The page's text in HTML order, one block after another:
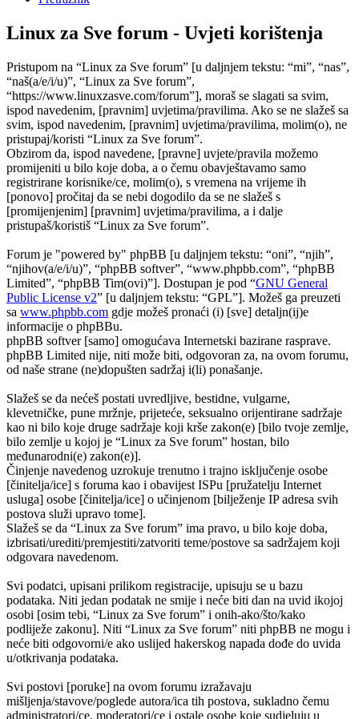
Linux za Sve forum - Uvjeti korištenja
Pristupom na “Linux za Sve forum” [u daljnjem tekstu: “mi”, “nas”,
“naš(a/e/i/u)”, “Linux za Sve forum”,
“https://www.linuxzasve.com/forum”], moraš se slagati sa svim,
ispod navedenim, [pravnim] uvjetima/pravilima. Ako se ne slažeš sa
svim, ispod navedenim, [pravnim] uvjetima/pravilima, molim(o), ne
pristupaj/koristi “Linux za Sve forum”.
Obzirom da, ispod navedene, [pravne] uvjete/pravila možemo
promijeniti u bilo koje doba, a o čemu obavještavamo samo
registrirane korisnike/ce, molim(o), s vremena na vrijeme ih
[ponovo] pročitaj da se nebi dogodilo da se ne slažeš s
[promijenjenim] [pravnim] uvjetima/pravilima, a i dalje
pristupaš/koristiš “Linux za Sve forum”.
Forum je "powered by" phpBB [u daljnjem tekstu: “oni”, “njih”,
“njihov(a/e/i/u)”, “phpBB softver”, “www.phpbb.com”, “phpBB
Limited”, “phpBB Tim(ovi)”]. Dostupan je pod “GNU General
Public License v2” [u daljnjem tekstu: “GPL”]. Možeš ga preuzeti
sa www.phpbb.com gdje možeš pronaći (i) [sve] detaljn(ij)e
informacije o phpBBu.
phpBB softver [samo] omogućava Internetski bazirane rasprave.
phpBB Limited nije, niti može biti, odgovoran za, na ovom forumu,
od naše strane (ne)dopušten sadržaj i(li) ponašanje.
Slažeš se da nećeš postati uvredljive, bestidne, vulgarne,
klevetničke, pune mržnje, prijeteće, seksualno orijentirane sadržaje
kao ni bilo koje druge sadržaje koji krše zakon(e) [bilo tvoje zemlje,
bilo zemlje u kojoj je “Linux za Sve forum” hostan, bilo
međunarodni(e) zakon(e)].
Činjenje navedenog uzrokuje trenutno i trajno isključenje osobe
[činitelja/ice] s foruma kao i obavijest ISPu [pružatelju Internet
usluga] osobe [činitelja/ice] o učinjenom [bilježenje IP adresa svih
postova služi upravo tome].
Slažeš se da “Linux za Sve forum” ima pravo, u bilo koje doba,
izbrisati/urediti/premjestiti/zatvoriti teme/postove sa sadržajem koji
odgovara navedenom.
Svi podatci, upisani prilikom registracije, upisuju se u bazu
podataka. Niti jedan podatak ne smije i neće biti dan na uvid ikojoj
osobi [osim tebi, “Linux za Sve forum” i onih-ako/što/kako
podliježe zakonu]. Niti “Linux za Sve forum” niti phpBB ne mogu i
neće biti odgovorni/e ako uslijed hakerskog napada dođe do uvida
u/otkrivanja podataka.
Svi postovi [poruke] na ovom forumu izražavaju
mišljenja/stavove/poglede autora/ica tih postova, sukladno čemu
administratori/ce, moderatori/ce i ostale osobe koje sudjeluju u